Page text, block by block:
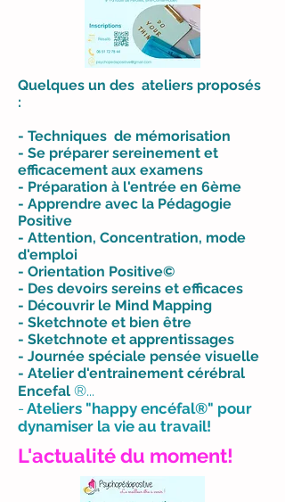
Quelques un des ateliers proposés
:
- Techniques de mémorisation
- Se préparer sereinement et
efficacement aux examens
- Préparation à l'entrée en 6ème
- Apprendre avec la Pédagogie
Positive
- Attention, Concentration, mode
d'emploi
- Orientation Positive©
- Des devoirs sereins et efficaces
- Découvrir le Mind Mapping
- Sketchnote et bien être
- Sketchnote et apprentissages
- Journée spéciale pensée visuelle
- Atelier d'entrainement cérébral
Encefal ®...
- Ateliers "happy encéfal®" pour
dynamiser la vie au travail!
L'actualité du moment!